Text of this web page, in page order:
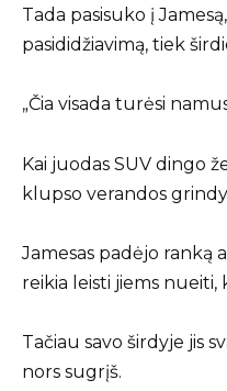
Tada pasisuko į
pasididžiavimą, tiek
„Čia visada turėsi
Kai juodas SUV dingo
klupso verandos
Jamesas padėjo ranką
reikia leisti jiems nueiti,
Tačiau savo širdyje jis
nors sugrįš.